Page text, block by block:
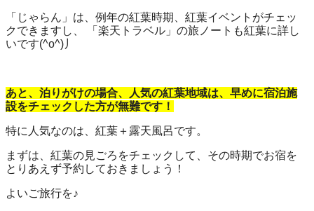
「じゃらん」は、例年の紅葉時期、紅葉イベントがチェッ
クできますし、 「楽天トラベル」の旅ノートも紅葉に詳し
いです(^o^)丿
あと、泊りがけの場合、人気の紅葉地域は、早めに宿泊施
設をチェックした方が無難です！
特に人気なのは、紅葉＋露天風呂です。
まずは、紅葉の見ごろをチェックして、その時期でお宿を
とりあえず予約しておきましょう！
よいご旅行を♪